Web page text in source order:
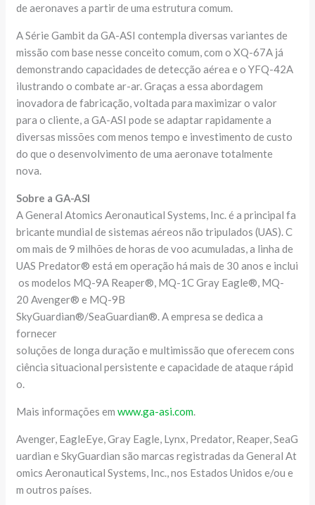
de aeronaves a partir de uma estrutura comum.
A Série Gambit da GA-ASI contempla diversas variantes de
missão com base nesse conceito comum, com o XQ-67A já
demonstrando capacidades de detecção aérea e o YFQ-42A
ilustrando o combate ar-ar. Graças a essa abordagem
inovadora de fabricação, voltada para maximizar o valor
para o cliente, a GA-ASI pode se adaptar rapidamente a
diversas missões com menos tempo e investimento de custo
do que o desenvolvimento de uma aeronave totalmente
nova.
Sobre a GA-ASI
A General Atomics Aeronautical Systems, Inc. é a principal fa
bricante mundial de sistemas aéreos não tripulados (UAS). C
om mais de 9 milhões de horas de voo acumuladas, a linha de
UAS Predator® está em operação há mais de 30 anos e inclui
os modelos MQ-9A Reaper®, MQ-1C Gray Eagle®, MQ-
20 Avenger® e MQ-9B
SkyGuardian®/SeaGuardian®. A empresa se dedica a
fornecer
soluções de longa duração e multimissão que oferecem cons
ciência situacional persistente e capacidade de ataque rápid
o.
Mais informações emwww.ga-asi.com.
Avenger, EagleEye, Gray Eagle, Lynx, Predator, Reaper, SeaG
uardian e SkyGuardian são marcas registradas da General At
omics Aeronautical Systems, Inc., nos Estados Unidos e/ou e
m outros países.